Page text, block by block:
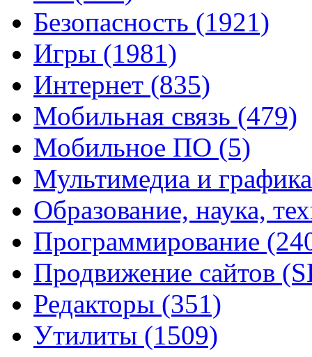
Безопасность (1921)
Игры (1981)
Интернет (835)
Мобильная связь (479)
Мобильное ПО (5)
Мультимедиа и
Образование, наука,
Программирование
Продвижение сайтов
Редакторы (351)
Утилиты (1509)